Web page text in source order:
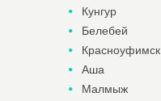
Кунгур
Белебей
Красноуфимск
Аша
Малмыж